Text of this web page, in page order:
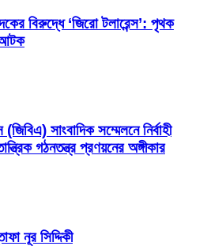
বিরুদ্ধে ‘জিরো টলারেন্স’: পৃথক
আটক
সাংবাদিক সম্মেলনে নির্বাহী
গঠনতন্ত্র প্রণয়নের অঙ্গীকার
নূর সিদ্দিকী